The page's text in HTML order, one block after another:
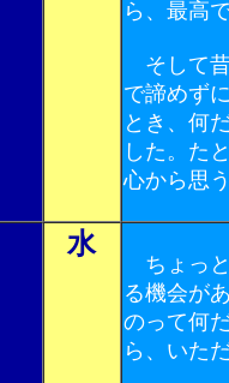
ら、最高
そして昔
で諦めず
とき、何
した。た
心から思
水
ちょっと
る機会が
のって何
ら、いた